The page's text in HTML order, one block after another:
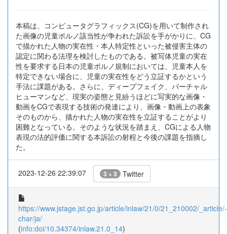
本稿は、コンピュータグラフィックス(CG)を用いて制作され
た画像の児童ポルノ該当性が争われた訴訟を手がかりに、CG
で描かれた人物の実在性・本人特定性といった被侵害主体の
認定に関わる法理を検討したものである。被写体児童の実在
性を要求する日本の児童ポルノ規制においては、児童本人を
特定できない場合に、児童の実在性をどう立証するかという
手法に課題がある。さらに、ディープフェイク、バーチャル
ヒューマンなど、現実の姿態と見紛うほどに写実的な画像・
動画をCGで表現する技術の発達により、画像・動画上の表象
そのものから、描かれた人物の実在性を立証することがより
困難となっている。そのような状況を踏まえ、CGによる人物
表現の法的評価に関する本訴訟の射程と今後の課題を指摘し
た。
2023-12-26 22:39:07 3 + 3 Twitter
https://www.jstage.jst.go.jp/article/inlaw/21/0/21_210002/_article/-
char/ja/
(info:doi/10.34374/inlaw.21.0_14)